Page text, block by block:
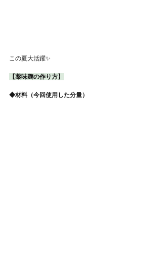
この夏大活躍✨
【薬味麹の作り方】
◆材料（今回使用した分量）